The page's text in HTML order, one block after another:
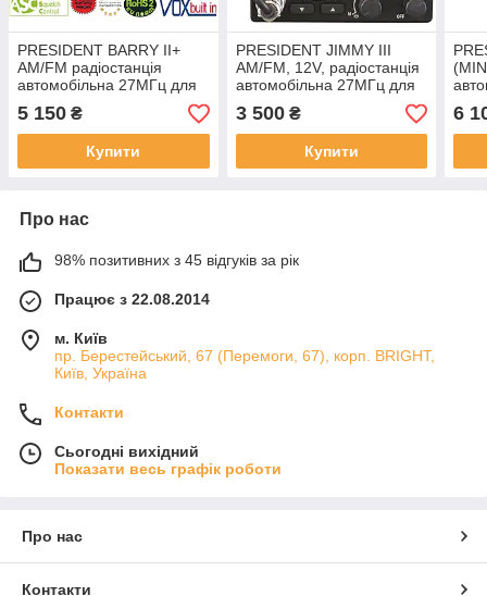
PRESIDENT BARRY II+
AM/FM радіостанція
автомобільна 27МГц для
далекобійників
5 150 ₴
Купити
PRESIDENT JIMMY III
AM/FM, 12V, радіостанція
автомобільна 27МГц для
далекобійників
3 500₴
Купити
6
Про нас
98% позитивних з 45 відгуків за рік
Працює з 22.08.2014
м. Київ
пр. Берестейський, 67 (Перемоги, 67), корп. ВRIGHT,
Київ, Україна
Контакти
Сьогодні вихідний
Показати весь графік роботи
Про нас
Контакти